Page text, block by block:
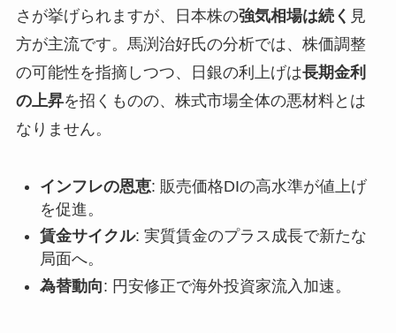
さが挙げられますが、日本株の強気相場は続く 見
方が主流です。馬渕治好氏の分析では、株価調整
の可能性を指摘しつつ、日銀の利上げは長期金利
の上昇を招くものの、株式市場全体の悪材料とは
なりません。
インフレの恩恵: 販売価格DIの高水準が値上げ
を促進。
賃金サイクル: 実質賃金のプラス成長で新たな
局面へ。
為替動向: 円安修正で海外投資家流入加速。